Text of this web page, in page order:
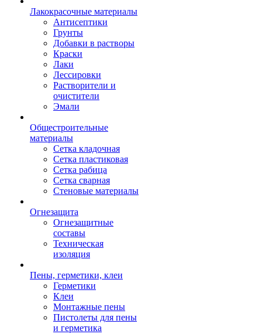
Лакокрасочные материалы
Антисептики
Грунты
Добавки в растворы
Краски
Лаки
Лессировки
Растворители и
очистители
Эмали
Общестроительные
материалы
Сетка кладочная
Сетка пластиковая
Сетка рабица
Сетка сварная
Стеновые материалы
Огнезащита
Огнезащитные
составы
Техническая
изоляция
Пены, герметики, клеи
Герметики
Клеи
Монтажные пены
Пистолеты для пены
и герметика